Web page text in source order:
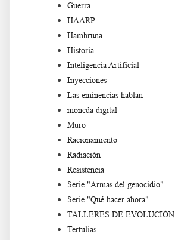
Guerra
HAARP
Hambruna
Historia
Inteligencia Artificial
Inyecciones
Las eminencias hablan
moneda digital
Muro
Racionamiento
Radiación
Resistencia
Serie "Armas del genocidio"
Serie "Qué hacer ahora"
TALLERES DE EVOLUCIÓN
Tertulias